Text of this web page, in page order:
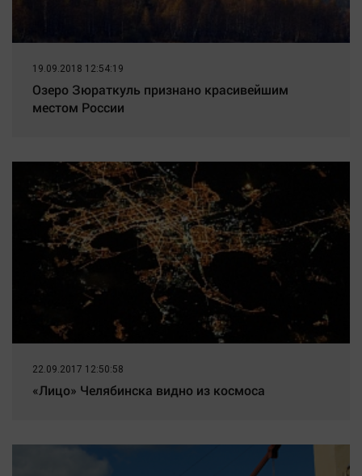
19.09.2018 12:54:19
Озеро Зюраткуль признано красивейшим
местом России
22.09.2017 12:50:58
«Лицо» Челябинска видно из космоса